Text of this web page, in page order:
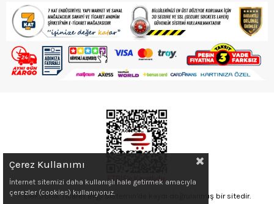
Elektronik Ticaret Bilgi Sistemin'de kaydı doğrulanmış bir sitedir.
Çerez Kullanımı
İnternet sitemizi daha kullanışlı hale getirmek amacıyla
çerezler (cookies) kullanıyoruz.